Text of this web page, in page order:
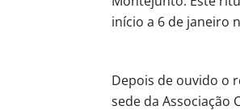
início a 6 de janeiro
Depois de ouvido o
sede da Associação